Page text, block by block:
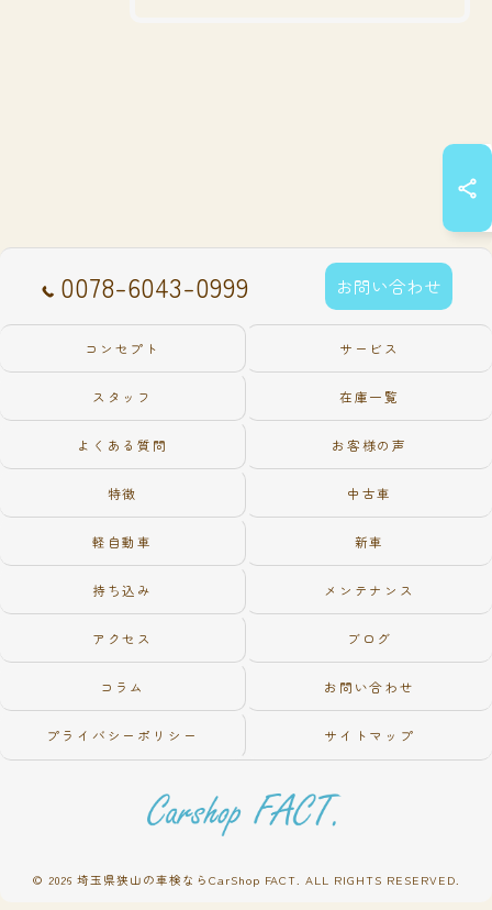
0078-6043-0999 お問い合わせ
コンセプト サービス
スタッフ 在庫一覧
よくある質問 お客様の声
特徴 中古車
軽自動車 新車
持ち込み メンテナンス
アクセス ブログ
コラム お問い合わせ
プライバシーポリシー サイトマップ
© 2026 埼玉県狭山の車検ならCarShop FACT. ALL RIGHTS RESERVED.